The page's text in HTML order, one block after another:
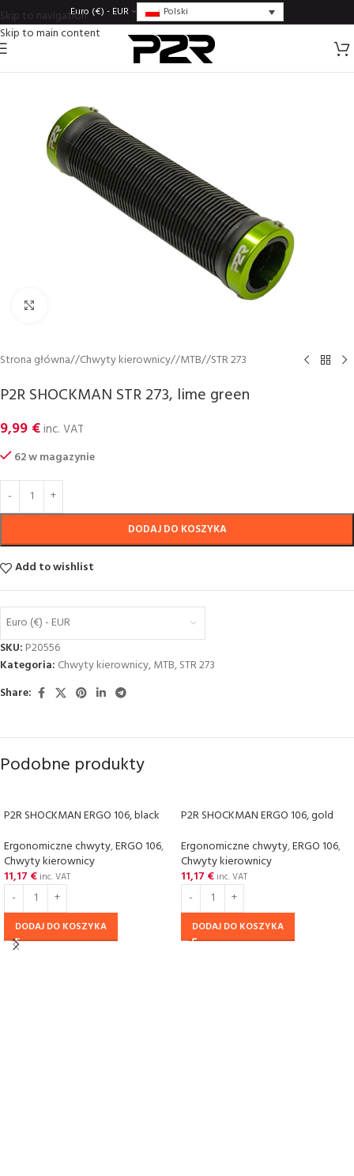
Skip to navigation
Skip to main content
Euro (€) - EUR Polski
Strona główna/ Chwyty kierownicy/ MTB/ STR 273
P2R SHOCKMAN STR 273, lime green
9,99 €inc. VAT
62 w magazynie
DODAJ DO KOSZYKA
Add to wishlist
Euro (€) - EUR
SKU: P20556
Kategoria: Chwyty kierownicy,MTB,STR 273
Share:
Podobne produkty
P2R SHOCKMAN ERGO 106, black
Ergonomiczne chwyty,ERGO 106,
Chwyty kierownicy
11,17 € inc. VAT
DODAJ DO KOSZYKA
P2R SHOCKMAN ERGO 106, gold
Ergonomiczne chwyty,ERGO 106,
Chwyty kierownicy
11,17 € inc. VAT
DODAJ DO KOSZYKA